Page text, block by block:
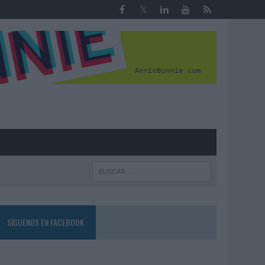
SÍGUENOS EN FACEBOOK